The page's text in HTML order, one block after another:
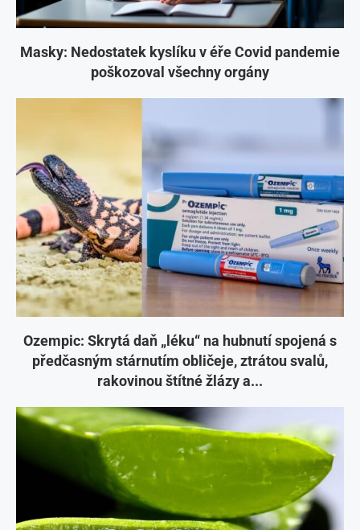
Masky: Nedostatek kyslíku v éře Covid pandemie
poškozoval všechny orgány
Ozempic: Skrytá daň „léku“ na hubnutí spojená s
předčasným stárnutím obličeje, ztrátou svalů,
rakovinou štítné žlázy a...